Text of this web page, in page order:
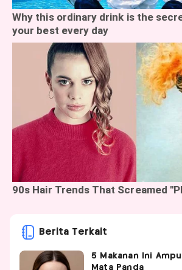
Berita Terkait
5 Makanan Ini
Mata Panda